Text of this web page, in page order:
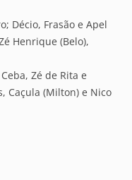
Décio, Frasão e Apel
Henrique (Belo),
Zé de Rita e
Caçula (Milton) e Nico